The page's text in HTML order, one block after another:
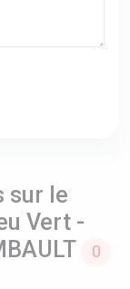
sur le
Vert -
0